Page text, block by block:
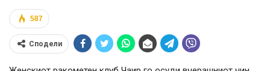
587
Сподели